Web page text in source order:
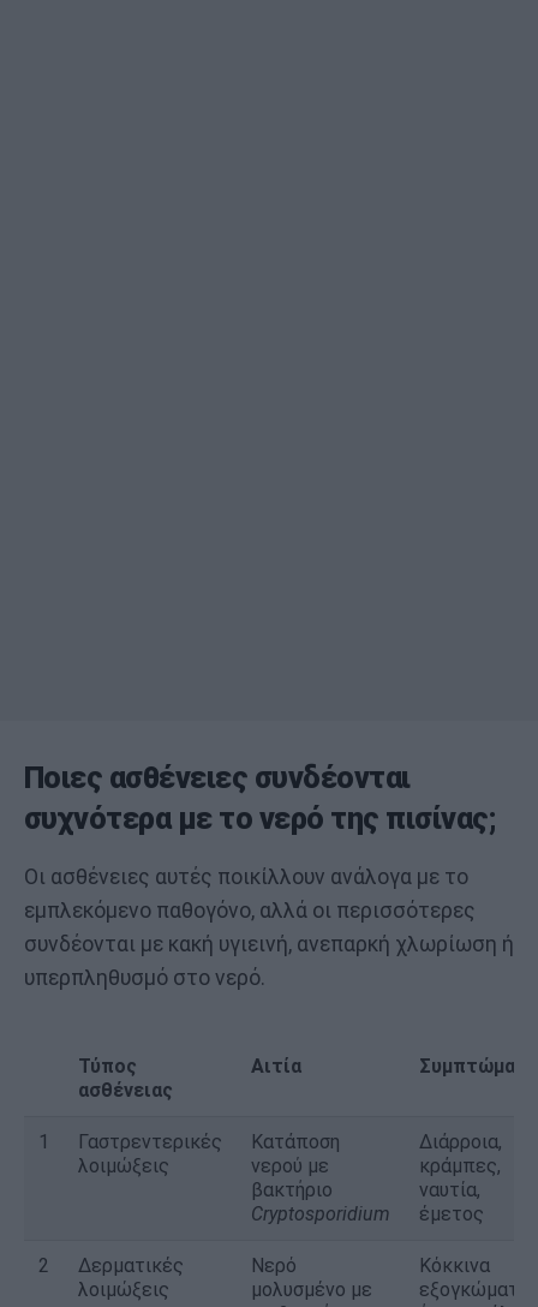
Ποιες ασθένειες συνδέονται
συχνότερα με το νερό της πισίνας;
Οι ασθένειες αυτές ποικίλλουν ανάλογα με το
εμπλεκόμενο παθογόνο, αλλά οι περισσότερες
συνδέονται με κακή υγιεινή, ανεπαρκή χλωρίωση ή
υπερπληθυσμό στο νερό.
Τύπος
ασθένειας
Αιτία Συμπτώματα
1
Γαστρεντερικές
λοιμώξεις
Κατάποση
νερού με
βακτήριο
Cryptosporidium
Διάρροια,
κράμπες,
ναυτία,
έμετος
2
Δερματικές
λοιμώξεις
Νερό
μολυσμένο με
Κόκκινα
εξογκώματα